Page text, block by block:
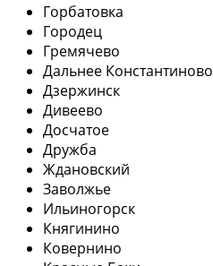
Горбатовка
Городец
Гремячево
Дальнее Константиново
Дзержинск
Дивеево
Досчатое
Дружба
Ждановский
Заволжье
Ильиногорск
Княгинино
Ковернино